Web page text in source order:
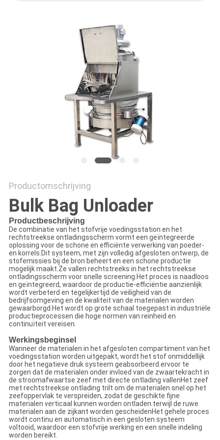
Productomschrijving
Bulk Bag Unloader
Productbeschrijving
De combinatie van het stofvrije voedingsstation en het
rechtstreekse ontladingsscherm vormt een geïntegreerde
oplossing voor de schone en efficiënte verwerking van poeder-
en korrels.Dit systeem, met zijn volledig afgesloten ontwerp, de
stofemissies bij de bron beheert en een schone productie
mogelijk maakt.Ze vallen rechtstreeks in het rechtstreekse
ontladingsscherm voor snelle screening.Het proces is naadloos
en geïntegreerd, waardoor de productie-efficiëntie aanzienlijk
wordt verbeterd en tegelijkertijd de veiligheid van de
bedrijfsomgeving en de kwaliteit van de materialen worden
gewaarborgd.Het wordt op grote schaal toegepast in industriële
productieprocessen die hoge normen van reinheid en
continuïteit vereisen.
Werkingsbeginsel
Wanneer de materialen in het afgesloten compartiment van het
voedingsstation worden uitgepakt, wordt het stof onmiddellijk
door het negatieve druk systeem geabsorbeerd.ervoor te
zorgen dat de materialen onder invloed van de zwaartekracht in
de stroomafwaartse zeef met directe ontlading vallenHet zeef
met rechtstreekse ontlading trilt om de materialen snel op het
zeefoppervlak te verspreiden, zodat de geschikte fijne
materialen verticaal kunnen worden ontladen.terwijl de ruwe
materialen aan de zijkant worden gescheidenHet gehele proces
wordt continu en automatisch in een gesloten systeem
voltooid, waardoor een stofvrije werking en een snelle indeling
worden bereikt.